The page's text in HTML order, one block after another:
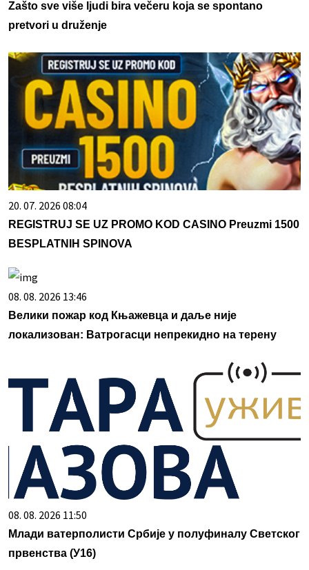
Zašto sve više ljudi bira večeru koja se spontano
pretvori u druženje
20. 07. 2026 08:04
REGISTRUJ SE UZ PROMO KOD CASINO Preuzmi 1500
BESPLATNIH SPINOVA
08. 08. 2026 13:46
Велики пожар код Књажевца и даље није
локализован: Ватрогасци непрекидно на терену
08. 08. 2026 11:50
Млади ватерполисти Србије у полуфиналу Светског
првенства (У16)